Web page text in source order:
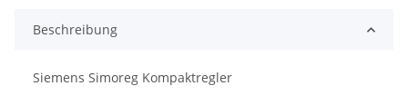
Beschreibung
Siemens Simoreg Kompaktregler